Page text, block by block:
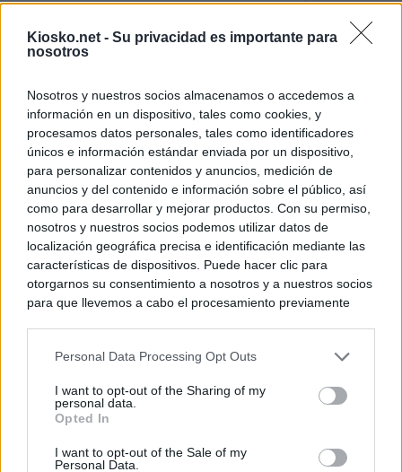
Kiosko.net - Su privacidad es importante para
nosotros
Nosotros y nuestros socios almacenamos o accedemos a
información en un dispositivo, tales como cookies, y
procesamos datos personales, tales como identificadores
únicos e información estándar enviada por un dispositivo,
para personalizar contenidos y anuncios, medición de
anuncios y del contenido e información sobre el público, así
como para desarrollar y mejorar productos. Con su permiso,
nosotros y nuestros socios podemos utilizar datos de
localización geográfica precisa e identificación mediante las
características de dispositivos. Puede hacer clic para
otorgarnos su consentimiento a nosotros y a nuestros socios
para que llevemos a cabo el procesamiento previamente
negar su consentimiento. Tenga en cuenta que algún
de su consentimiento, pero usted tiene el derecho de
rechazar tal procesamiento. Sus preferencias se aplicarán
cualquier momento entrando de nuevo en este sitio web o
Personal Data Processing Opt Outs
I want to opt-out of the Sharing of my
personal data.
Opted In
I want to opt-out of the Sale of my
Personal Data.
El uso personal
Comunidad de
de Gran Vía
logró venderlo
© Kiosko.net Aviso Legal Privacidad y Cookies